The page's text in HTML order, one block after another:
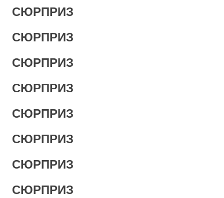
СЮРПРИЗ
СЮРПРИЗ
СЮРПРИЗ
СЮРПРИЗ
СЮРПРИЗ
СЮРПРИЗ
СЮРПРИЗ
СЮРПРИЗ